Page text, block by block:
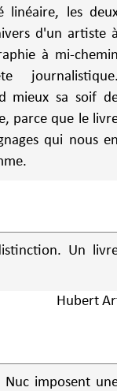
linéaire, les
d'un artiste
à mi-
mieux sa soif
parce que le
qui nous
Un
Hubert
imposent